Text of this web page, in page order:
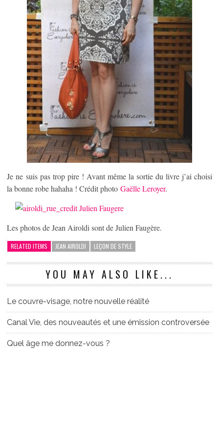
Je ne suis pas trop pire ! Avant même la sortie du livre j’ai choisi
la bonne robe hahaha ! Crédit photo Gaëlle Leroyer.
Les photos de Jean Airoldi sont de Julien Faugère.
RELATED ITEMS JEAN AIROLDI LEÇON DE STYLE
YOU MAY ALSO LIKE...
Le couvre-visage, notre nouvelle réalité
Canal Vie, des nouveautés et une émission controversée
Quel âge me donnez-vous ?